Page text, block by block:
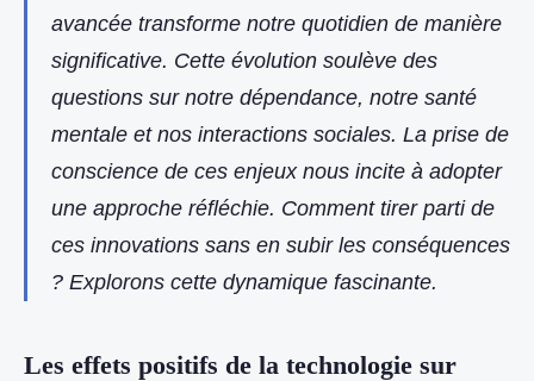
avancée transforme notre quotidien de manière
significative. Cette évolution soulève des
questions sur notre dépendance, notre santé
mentale et nos interactions sociales. La prise de
conscience de ces enjeux nous incite à adopter
une approche réfléchie. Comment tirer parti de
ces innovations sans en subir les conséquences
? Explorons cette dynamique fascinante.
Les effets positifs de la technologie sur